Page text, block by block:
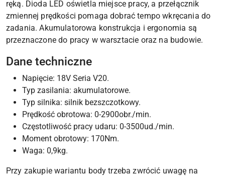
ręką. Dioda LED oświetla miejsce pracy, a przełącznik
zmiennej prędkości pomaga dobrać tempo wkręcania do
zadania. Akumulatorowa konstrukcja i ergonomia są
przeznaczone do pracy w warsztacie oraz na budowie.
Dane techniczne
Napięcie: 18V Seria V20.
Typ zasilania: akumulatorowe.
Typ silnika: silnik bezszczotkowy.
Prędkość obrotowa: 0-2900obr./min.
Częstotliwość pracy udaru: 0-3500ud./min.
Moment obrotowy: 170Nm.
Waga: 0,9kg.
Przy zakupie wariantu body trzeba zwrócić uwagę na